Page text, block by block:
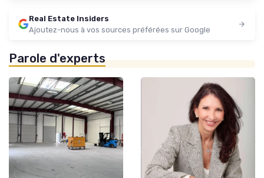
Real Estate Insiders
Ajoutez-nous à vos sources préférées sur Google
Parole d'experts